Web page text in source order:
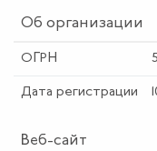
Об организации
ОГРН
Дата регистрации
Веб-сайт